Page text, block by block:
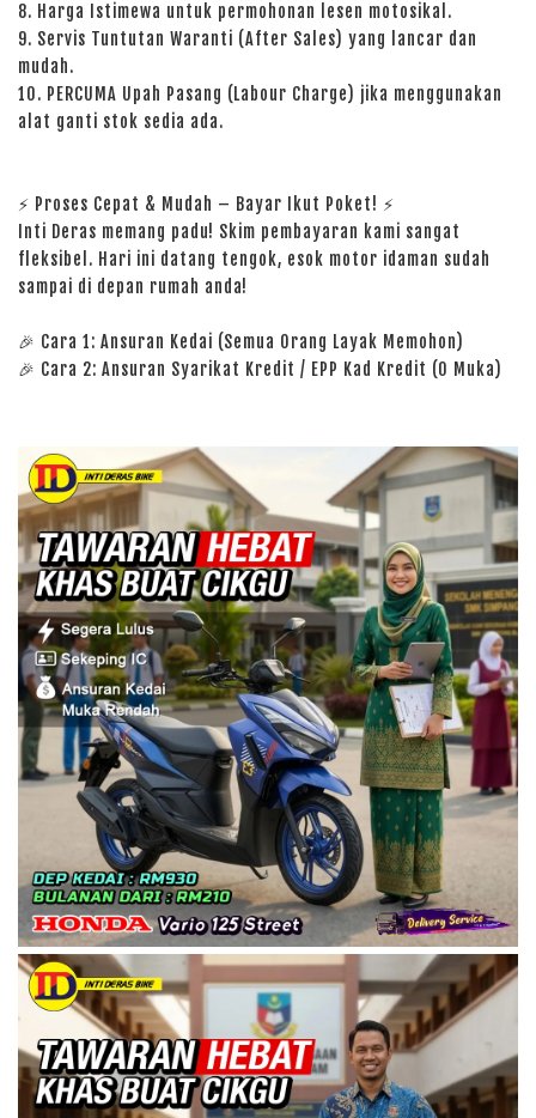
8. Harga Istimewa untuk permohonan lesen motosikal.
9. Servis Tuntutan Waranti (After Sales) yang lancar dan
mudah.
10. PERCUMA Upah Pasang (Labour Charge) jika menggunakan
alat ganti stok sedia ada.
⚡ Proses Cepat & Mudah – Bayar Ikut Poket! ⚡
Inti Deras memang padu! Skim pembayaran kami sangat
fleksibel. Hari ini datang tengok, esok motor idaman sudah
sampai di depan rumah anda!
🎉 Cara 1: Ansuran Kedai (Semua Orang Layak Memohon)
🎉 Cara 2: Ansuran Syarikat Kredit / EPP Kad Kredit (0 Muka)